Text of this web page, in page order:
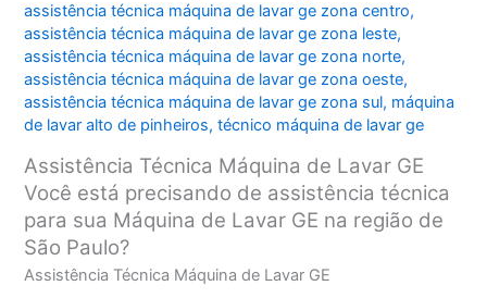
assistência técnica máquina de lavar ge zona centro,
assistência técnica máquina de lavar ge zona leste,
assistência técnica máquina de lavar ge zona norte,
assistência técnica máquina de lavar ge zona oeste,
assistência técnica máquina de lavar ge zona sul, máquina
de lavar alto de pinheiros,técnico máquina de lavar ge
Assistência Técnica Máquina de Lavar GE
Você está precisando de assistência técnica
para sua Máquina de Lavar GE na região de
São Paulo?
Assistência Técnica Máquina de Lavar GE